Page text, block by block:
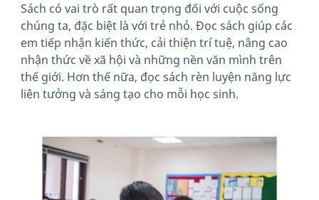
Sách có vai trò rất quan trọng đối với cuộc sống
chúng ta, đặc biệt là với trẻ nhỏ. Đọc sách giúp các
em tiếp nhận kiến thức, cải thiện trí tuệ, nâng cao
nhận thức về xã hội và những nền văn mình trên
thế giới. Hơn thế nữa, đọc sách rèn luyện năng lực
liên tưởng và sáng tạo cho mỗi học sinh.
News image